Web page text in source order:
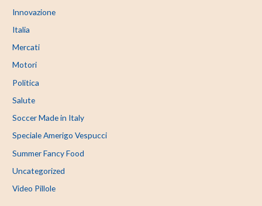
Innovazione
Italia
Mercati
Motori
Politica
Salute
Soccer Made in Italy
Speciale Amerigo Vespucci
Summer Fancy Food
Uncategorized
Video Pillole